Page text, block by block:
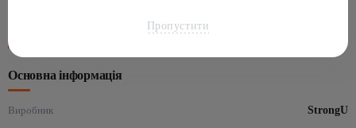
Основна інформація
Виробник StrongU
Пропустити